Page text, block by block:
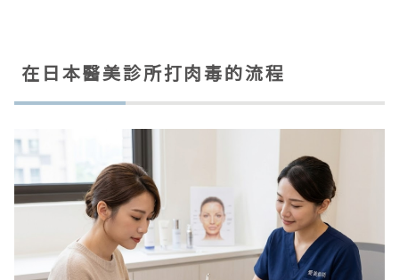
在日本醫美診所打肉毒的流程